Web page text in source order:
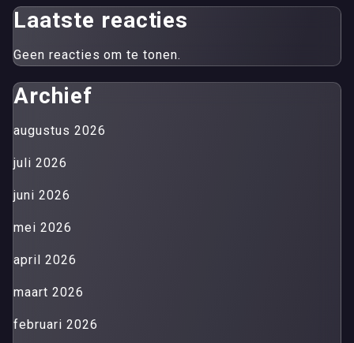
Laatste reacties
Geen reacties om te tonen.
Archief
augustus 2026
juli 2026
juni 2026
mei 2026
april 2026
maart 2026
februari 2026